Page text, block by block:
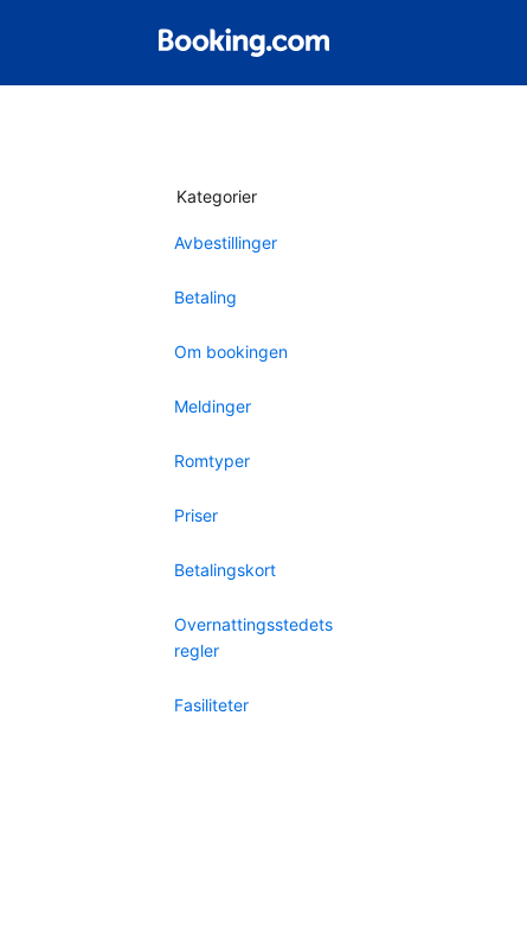
Kategorier
Avbestillinger
Betaling
Om bookingen
Meldinger
Romtyper
Priser
Betalingskort
Overnattingsstedets
regler
Fasiliteter